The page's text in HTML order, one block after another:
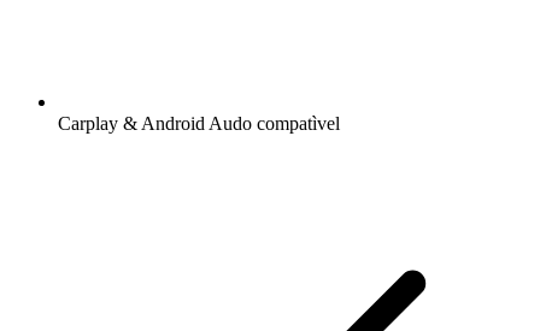
Carplay & Android Audo compatìvel